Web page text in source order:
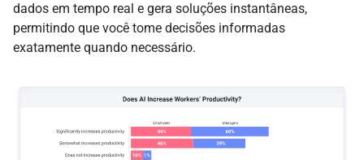
dados em tempo real e gera soluções instantâneas,
permitindo que você tome decisões informadas
exatamente quando necessário.